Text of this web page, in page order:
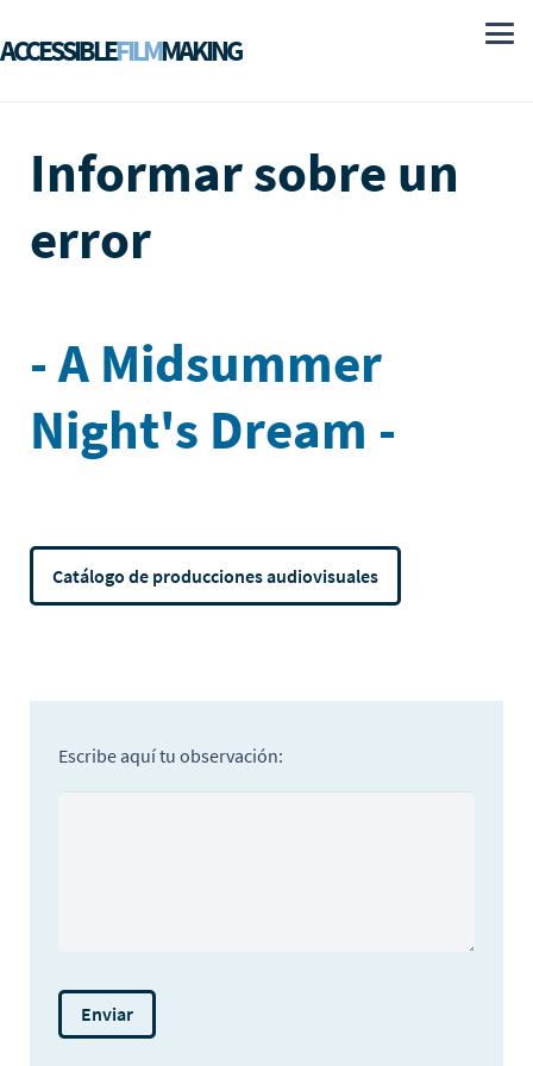
ACCESSIBLEFILMMAKING
Informar sobre un
error
- A Midsummer
Night's Dream -
Catálogo de producciones audiovisuales
Escribe aquí tu observación: